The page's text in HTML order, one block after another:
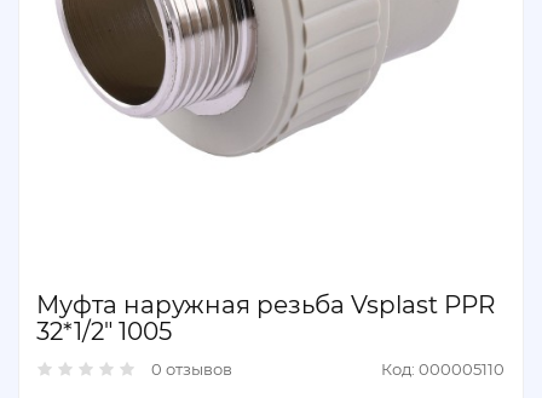
Муфта наружная резьба Vsplast PPR
32*1/2″ 1005
0 отзывов
Код: 000005110